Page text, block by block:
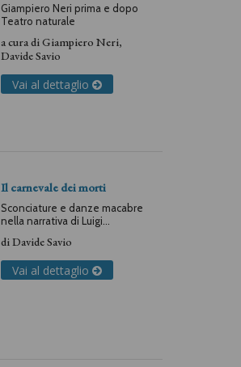
Giampiero Neri prima e dopo
Teatro naturale
a cura diGiampiero Neri,
Davide Savio
Vai al dettaglio
Il carnevale dei morti
Sconciature e danze macabre
nella narrativa di Luigi
diDavide Savio
Vai al dettaglio